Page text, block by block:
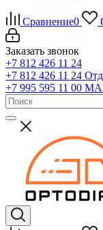
Сравнение0
Заказать звонок
+7 812 426 11 24
+7 812 426 11 24
+7 995 595 11 00